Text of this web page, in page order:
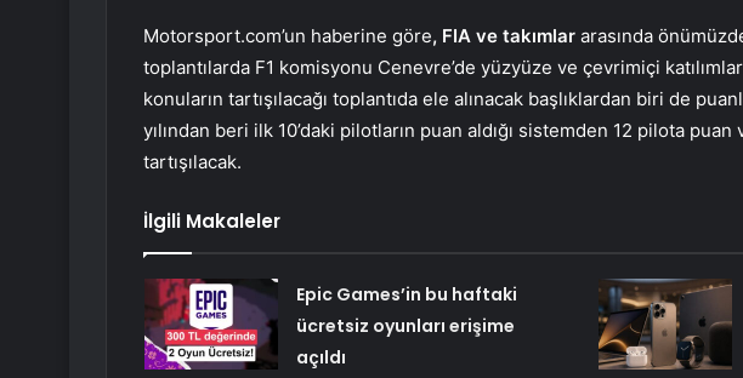
Motorsport.com’un haberine göre, FIA ve takımlar arasında
toplantılarda F1 komisyonu Cenevre’de yüzyüze ve çevrimiçi
konuların tartışılacağı toplantıda ele alınacak başlıklardan biri de
yılından beri ilk 10’daki pilotların puan aldığı sistemden 12 pilota
tartışılacak.
İlgili Makaleler
Epic Games’in bu haftaki
ücretsiz oyunları erişime
açıldı